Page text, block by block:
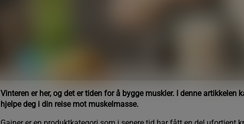
Vinteren er her, og det er tiden for å bygge muskler. I denne artikkelen
hjelpe deg i din reise mot muskelmasse.